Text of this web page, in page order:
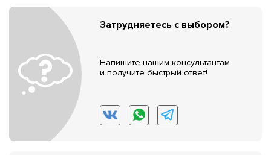
Затрудняетесь с выбором?
Напишите нашим консультантам
и получите быстрый ответ!